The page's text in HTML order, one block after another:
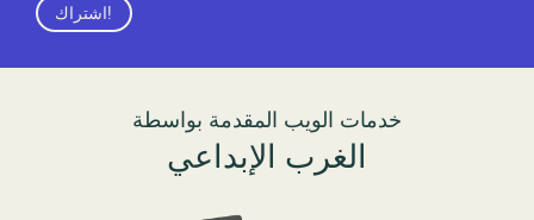
اشتراك!
خدمات الويب المقدمة بواسطة
الغرب الإبداعي